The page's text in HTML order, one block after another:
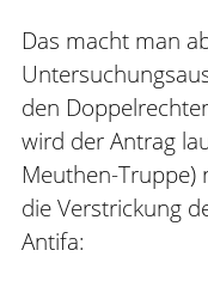
Das macht man
den
wird der Antrag
Meuthen-Truppe)
die Verstrickung
Antifa: